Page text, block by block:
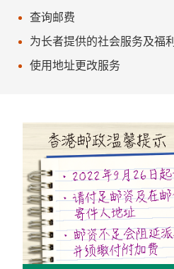
查询邮费
为长者提供的社会服务及福利
使用地址更改服务